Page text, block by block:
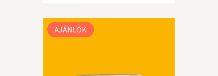
AJÁNLÓK